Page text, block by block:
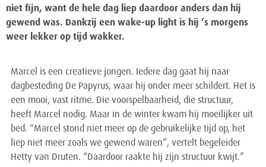
niet fijn, want de hele dag liep daardoor anders dan hij
gewend was. Dankzij een wake-up light is hij ’s morgens
weer lekker op tijd wakker.
Marcel is een creatieve jongen. Iedere dag gaat hij naar
dagbesteding De Papyrus, waar hij onder meer schildert. Het is
een mooi, vast ritme. Die voorspelbaarheid, die structuur,
heeft Marcel nodig. Maar in de winter kwam hij moeilijker uit
bed. “Marcel stond niet meer op de gebruikelijke tijd op, het
liep niet meer zoals we gewend waren”, vertelt begeleider
Hetty van Druten. “Daardoor raakte hij zijn structuur kwijt.”